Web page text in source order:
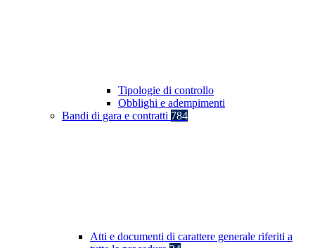
Tipologie di controllo
Obblighi e adempimenti
Bandi di gara e contratti 784
Atti e documenti di carattere generale riferiti a